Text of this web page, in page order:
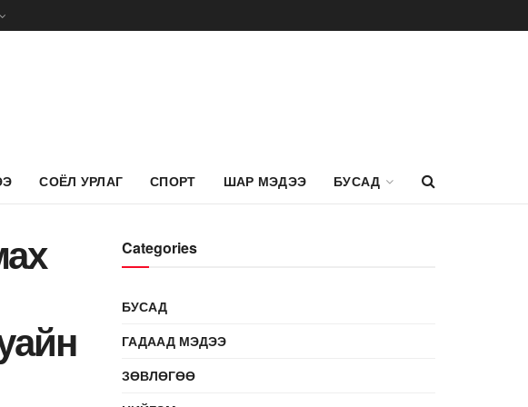
СОЁЛ УРЛАГ СПОРТ ШАР МЭДЭЭ БУСАД
Categories
БУСАД
ГАДААД МЭДЭЭ
ЗӨВЛӨГӨӨ